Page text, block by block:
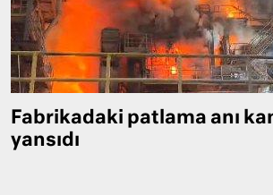
Fabrikadaki patlama anı
yansıdı